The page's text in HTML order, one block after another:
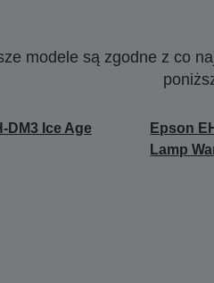
modele są zgodne z co
DM3 Ice Age
Epson
Lamp